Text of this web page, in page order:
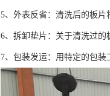
5、外表反省：清洗后的板片
6、拆卸垫片：关于清洗过的
7、包装发运：用特定的包装